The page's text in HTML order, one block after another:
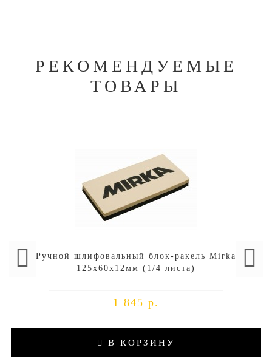
РЕКОМЕНДУЕМЫЕ
ТОВАРЫ
Ручной шлифовальный блок-ракель Mirka
125х60х12мм (1/4 листа)
1 845 р.
В КОРЗИНУ